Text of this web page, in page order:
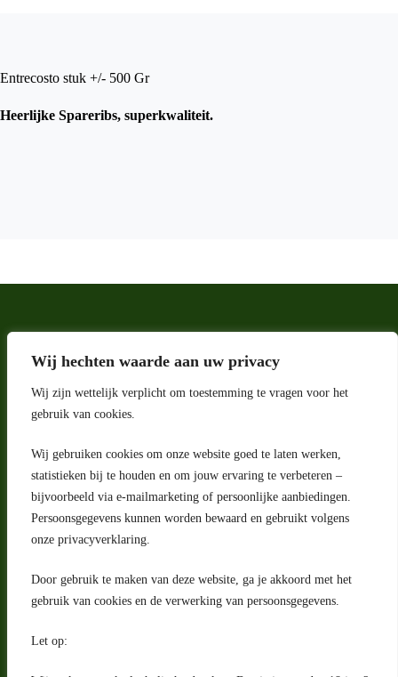
Wij hechten waarde aan uw privacy
Wij zijn wettelijk verplicht om toestemming te vragen voor het
gebruik van cookies.
Wij gebruiken cookies om onze website goed te laten werken,
statistieken bij te houden en om jouw ervaring te verbeteren –
bijvoorbeeld via e-mailmarketing of persoonlijke aanbiedingen.
Persoonsgegevens kunnen worden bewaard en gebruikt volgens
onze privacyverklaring.
Door gebruik te maken van deze website, ga je akkoord met het
gebruik van cookies en de verwerking van persoonsgegevens.
Let op:
Entrecosto stuk +/- 500 Gr
Heerlijke Spareribs, superkwaliteit.
Adres
Riga 4 E
2993 LW Barendrecht
Nederland
Contact
klantenservice@portugeseproducten.nl
Facebook